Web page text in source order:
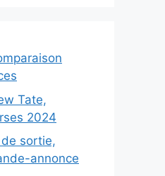
Tate,
2024
sortie,
annonce